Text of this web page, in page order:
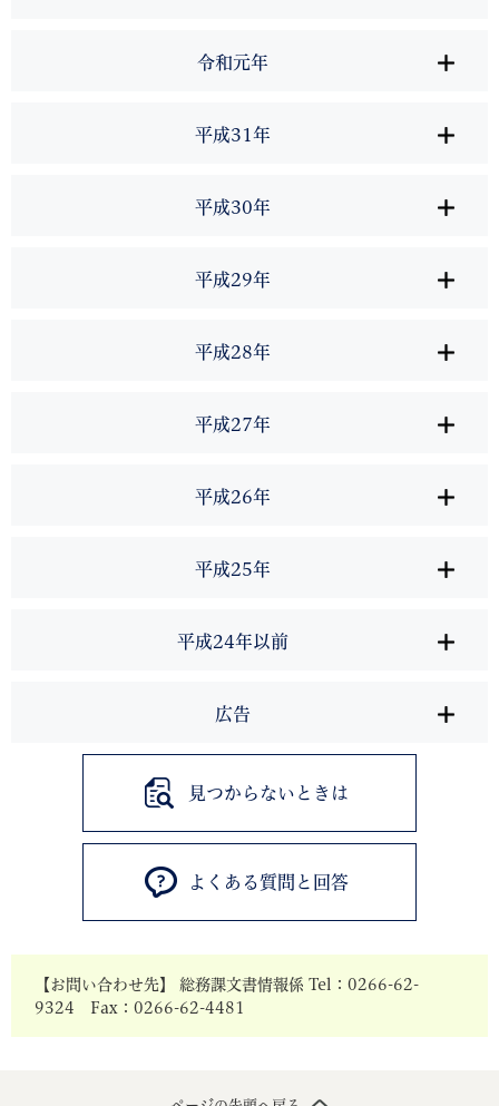
令和元年
平成31年
平成30年
平成29年
平成28年
平成27年
平成26年
平成25年
平成24年以前
広告
見つからないときは
よくある質問と回答
【お問い合わせ先】 総務課文書情報係 Tel：0266-62-
9324 Fax：0266-62-4481